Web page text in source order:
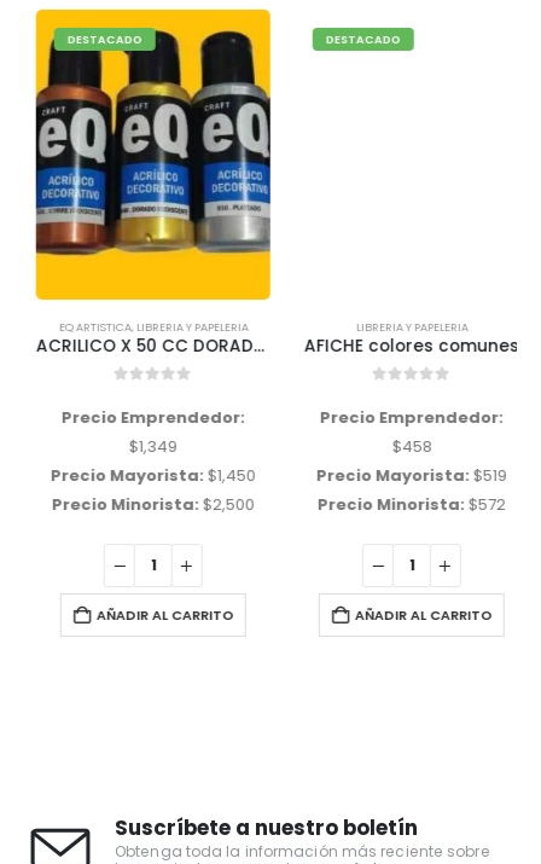
DESTACADO
EQ ARTISTICA,LIBRERIA Y PAPELERIA
ACRILICO X 50 CC DORADO, PLATEADO, BLANCO PERLADO, COBRE Y FLUOR X 50 CC EQUARTE
Precio Emprendedor:
1,349
Precio Mayorista:$ 1,450
Precio Minorista:$ 2,500
AÑADIR AL CARRITO
DESTACADO
LIBRERIA Y PAPELERIA
AFICHE colores comunes
Precio Emprendedor:
458
Precio Mayorista:$ 519
Precio Minorista:$ 572
AÑADIR AL CARRITO
Suscríbete a nuestro boletín
Obtenga toda la información más reciente sobre